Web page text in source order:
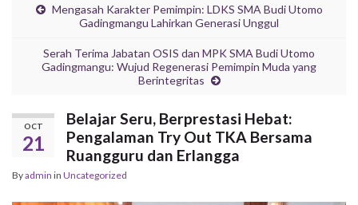
Mengasah Karakter Pemimpin: LDKS SMA Budi Utomo
Gadingmangu Lahirkan Generasi Unggul
Serah Terima Jabatan OSIS dan MPK SMA Budi Utomo
Gadingmangu: Wujud Regenerasi Pemimpin Muda yang
Berintegritas
OCT
21
Belajar Seru, Berprestasi Hebat:
Pengalaman Try Out TKA Bersama
Ruangguru dan Erlangga
Byadmin in Uncategorized